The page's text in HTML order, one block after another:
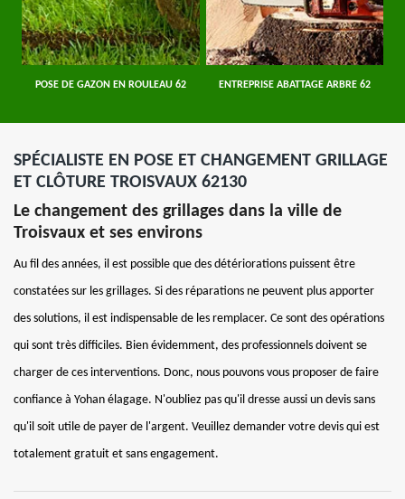
POSE DE GAZON EN ROULEAU 62 ENTREPRISE ABATTAGE ARBRE 62
SPÉCIALISTE EN POSE ET CHANGEMENT GRILLAGE
ET CLÔTURE TROISVAUX 62130
Le changement des grillages dans la ville de
Troisvaux et ses environs
Au fil des années, il est possible que des détériorations puissent être
constatées sur les grillages. Si des réparations ne peuvent plus apporter
des solutions, il est indispensable de les remplacer. Ce sont des opérations
qui sont très difficiles. Bien évidemment, des professionnels doivent se
charger de ces interventions. Donc, nous pouvons vous proposer de faire
confiance à Yohan élagage. N'oubliez pas qu'il dresse aussi un devis sans
qu'il soit utile de payer de l'argent. Veuillez demander votre devis qui est
totalement gratuit et sans engagement.